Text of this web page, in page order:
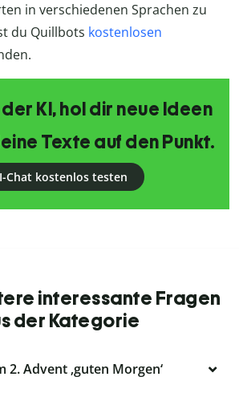
in verschiedenen Sprachen zu
du Quillbots kostenlosen
KI, hol dir neue Ideen
Texte auf den Punkt.
Chat kostenlos testen
interessante Fragen
der Kategorie
2. Advent ‚guten Morgen‘